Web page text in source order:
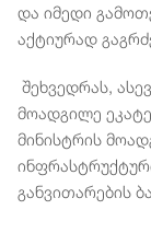
და იმედი
აქტიურად
შეხვედრას,
მოადგილე
მინისტრის
განვითარების